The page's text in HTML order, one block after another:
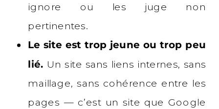
ignore ou les juge non
pertinentes.
Le site est trop jeune ou trop peu
lié. Un site sans liens internes, sans
maillage, sans cohérence entre les
pages — c’est un site que Google